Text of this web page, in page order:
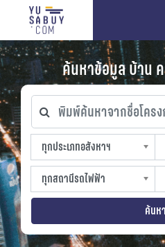
ค้นหาข้อมูล บ้าน
พิมพ์ค้นหาจากชื่อโครงการ
ทุกประเภทอสังหาฯ
ทุกประเภทอสังหาฯ
sproperty
ทุกทำเลที่ตั้ง
ทุกสถานีรถไฟฟ้า
ทุกสถานีรถไฟฟ้า
strain-station
ทุกช่วงราคา
ค้นหา